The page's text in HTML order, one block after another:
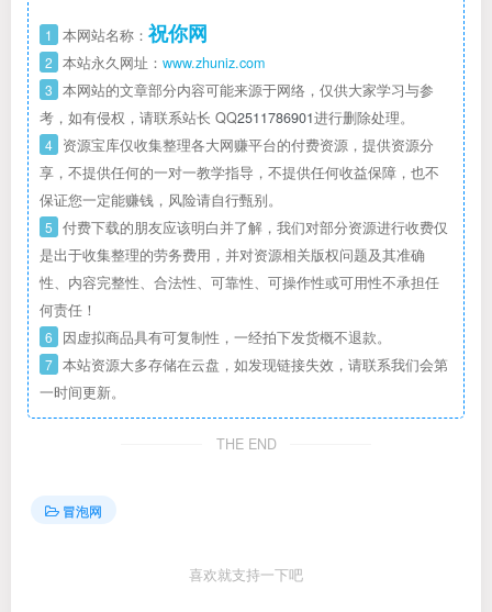
1 本网站名称： 祝你网
2 本站永久网址： www.zhuniz.com
3 本网站的文章部分内容可能来源于网络，仅供大家学习与参
考，如有侵权，请联系站长 QQ2511786901进行删除处理。
4 资源宝库仅收集整理各大网赚平台的付费资源，提供资源分
享，不提供任何的一对一教学指导，不提供任何收益保障，也不
保证您一定能赚钱，风险请自行甄别。
5 付费下载的朋友应该明白并了解，我们对部分资源进行收费仅
是出于收集整理的劳务费用，并对资源相关版权问题及其准确
性、内容完整性、合法性、可靠性、可操作性或可用性不承担任
何责任！
6 因虚拟商品具有可复制性，一经拍下发货概不退款。
7 本站资源大多存储在云盘，如发现链接失效，请联系我们会第
一时间更新。
THE END
冒泡网
喜欢就支持一下吧